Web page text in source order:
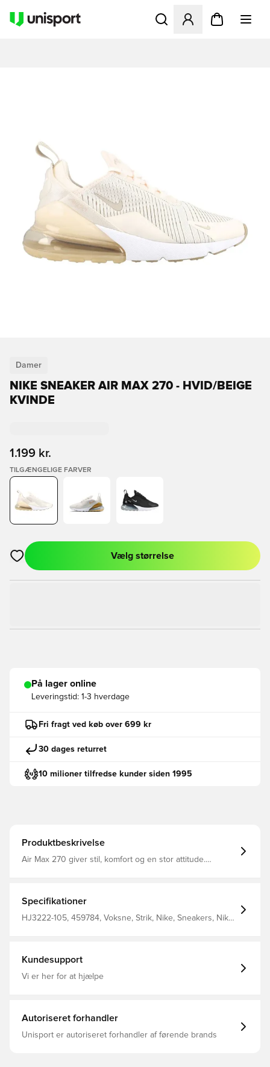
Åbner en Modal til at
Damer
NIKE SNEAKER AIR MAX 270 - HVID/BEIGE
KVINDE
1.199 kr.
TILGÆNGELIGE FARVER
Åbner en Modal til at logge ind eller tilmelde dig som medlem
Vælg størrelse
På lager online
Leveringstid: 1-3 hverdage
Fri fragt ved køb over 699 kr
30 dages returret
10 milioner tilfredse kunder siden 1995
Produktbeskrivelse
Air Max 270 giver stil, komfort og en stor attitude.
Specifikationer
HJ3222-105, 459784, Voksne, Strik, Nike, Sneakers, Nike
Kundesupport
Vi er her for at hjælpe
Autoriseret forhandler
Unisport er autoriseret forhandler af førende brands